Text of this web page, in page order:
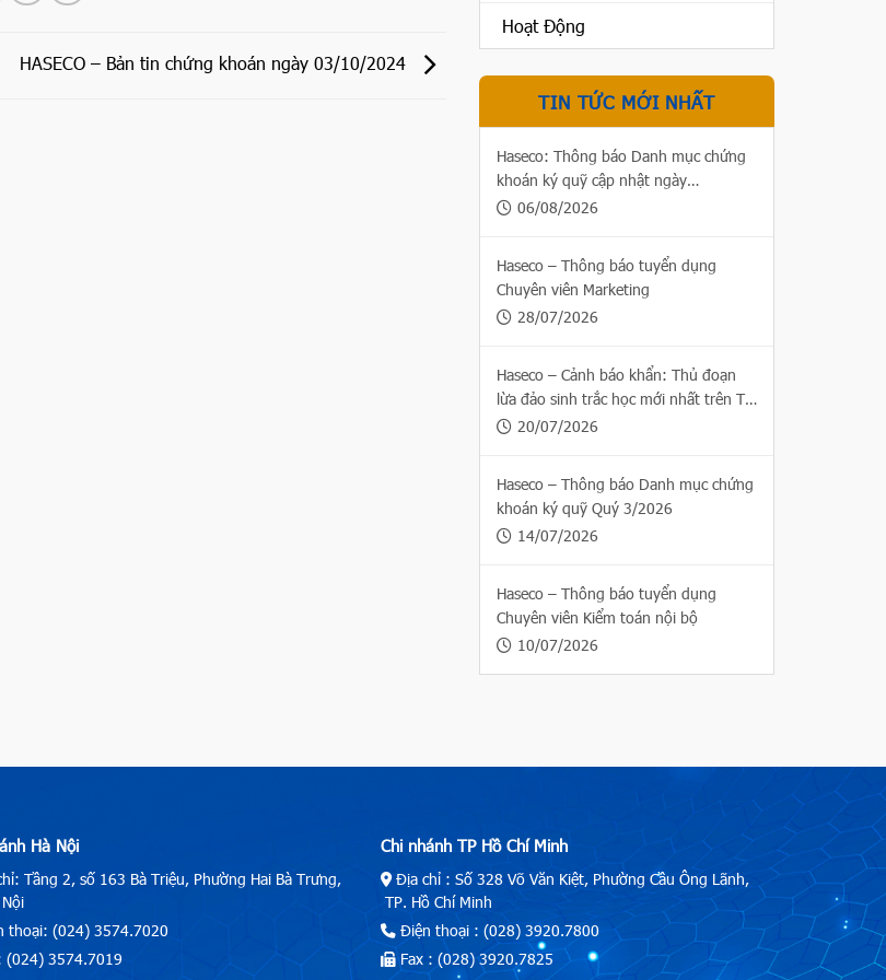
HASECO – Bản tin chứng khoán ngày 03/10/2024
Hoạt Động
TIN TỨC MỚI NHẤT
Haseco: Thông báo Danh mục chứng
khoán ký quỹ cập nhật ngày
06/08/2026
06/08/2026
Haseco – Thông báo tuyển dụng
Chuyên viên Marketing
28/07/2026
Haseco – Cảnh báo khẩn: Thủ đoạn
lừa đảo sinh trắc học mới nhất trên Thị
trường chứng khoán
20/07/2026
Haseco – Thông báo Danh mục chứng
khoán ký quỹ Quý 3/2026
14/07/2026
Haseco – Thông báo tuyển dụng
Chuyên viên Kiểm toán nội bộ
10/07/2026
Hà Nội
Tầng 2, số 163 Bà Triệu, Phường Hai Bà Trưng,
thoại: (024) 3574.7020
(024) 3574.7019
Chi nhánh TP Hồ Chí Minh
Địa chỉ : Số 328 Võ Văn Kiệt, Phường Cầu Ông Lãnh,
TP. Hồ Chí Minh
Điện thoại : (028) 3920.7800
Fax : (028) 3920.7825